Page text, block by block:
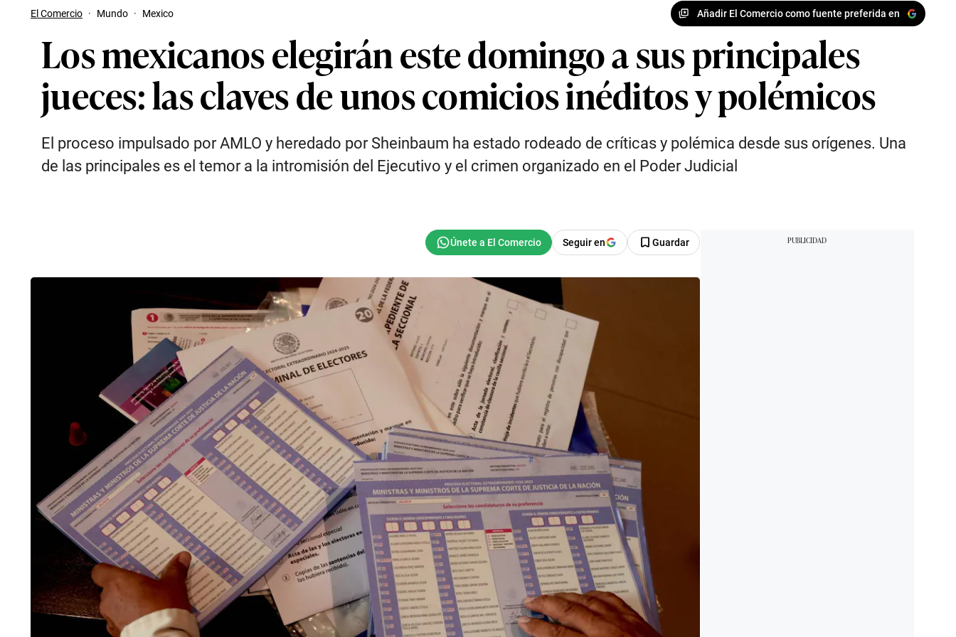
El Comercio · Mundo · Mexico Añadir El Comercio como fuente preferida en
Los mexicanos elegirán este domingo a sus principales
jueces: las claves de unos comicios inéditos y polémicos
El proceso impulsado por AMLO y heredado por Sheinbaum ha estado rodeado de críticas y polémica desde sus orígenes. Una
de las principales es el temor a la intromisión del Ejecutivo y el crimen organizado en el Poder Judicial
Seguir en Guardar